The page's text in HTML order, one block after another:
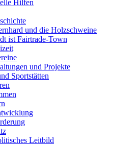
Hilfen
und die Holzschweine
ist Fairtrade-Town
und Projekte
Sportstätten
Leitbild